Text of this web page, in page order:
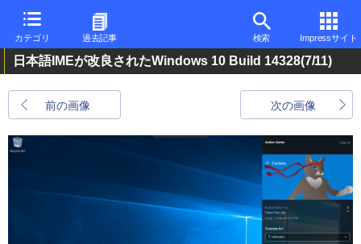
カテゴリ 過去記事 検索 Impressサイト
日本語IMEが改良されたWindows 10 Build 14328(7/11)
前の画像 次の画像